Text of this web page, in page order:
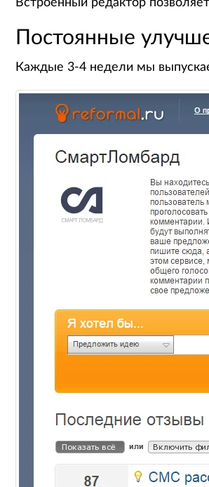
Встроенный редактор
Постоянные
Каждые 3-4 недели мы